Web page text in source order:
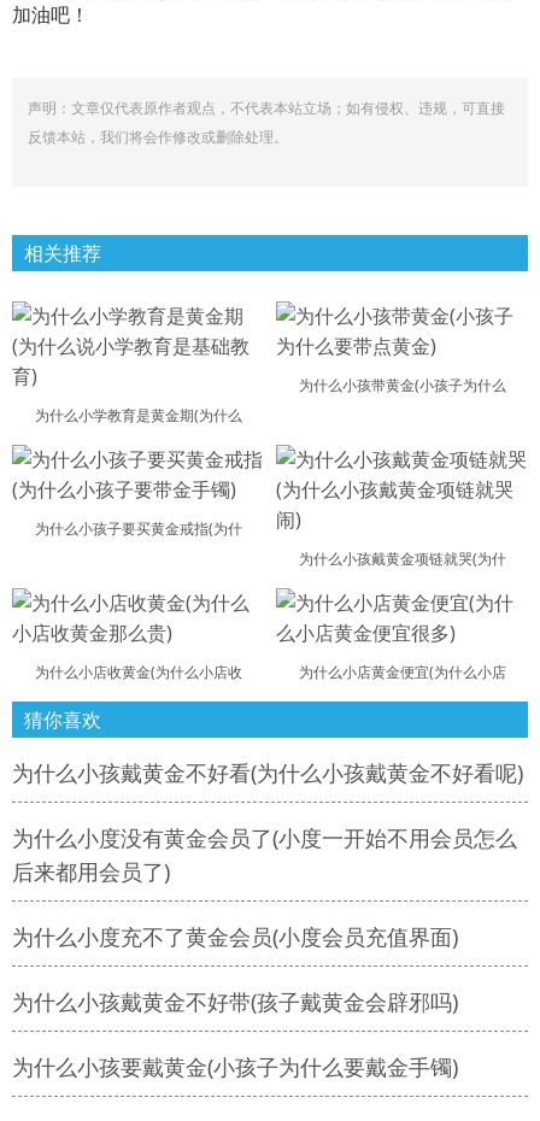
加油吧！
声明：文章仅代表原作者观点，不代表本站立场；如有侵权、违规，可直接
反馈本站，我们将会作修改或删除处理。
相关推荐
为什么小学教育是黄金期(为什么
为什么小孩带黄金(小孩子为什么
为什么小孩子要买黄金戒指(为什
为什么小孩戴黄金项链就哭(为什
为什么小店收黄金(为什么小店收 为什么小店黄金便宜(为什么小店
猜你喜欢
为什么小孩戴黄金不好看(为什么小孩戴黄金不好看呢)
为什么小度没有黄金会员了(小度一开始不用会员怎么
后来都用会员了)
为什么小度充不了黄金会员(小度会员充值界面)
为什么小孩戴黄金不好带(孩子戴黄金会辟邪吗)
为什么小孩要戴黄金(小孩子为什么要戴金手镯)